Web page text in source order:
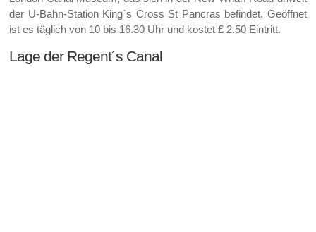
der U-Bahn-Station King´s Cross St Pancras befindet. Geöffnet
ist es täglich von 10 bis 16.30 Uhr und kostet £ 2.50 Eintritt.
Lage der Regent´s Canal